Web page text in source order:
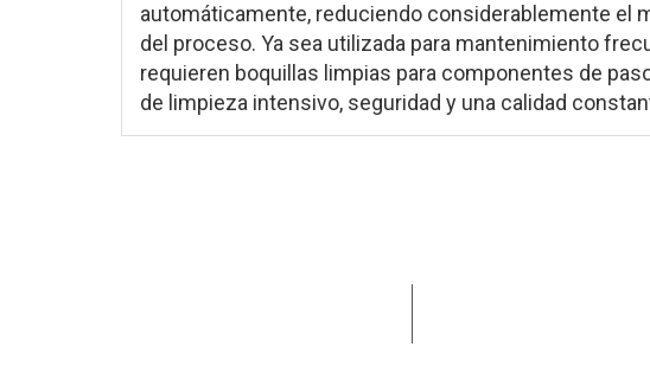
automáticamente, reduciendo considerablemente el
del proceso. Ya sea utilizada para mantenimiento
requieren boquillas limpias para componentes de
de limpieza intensivo, seguridad y una calidad